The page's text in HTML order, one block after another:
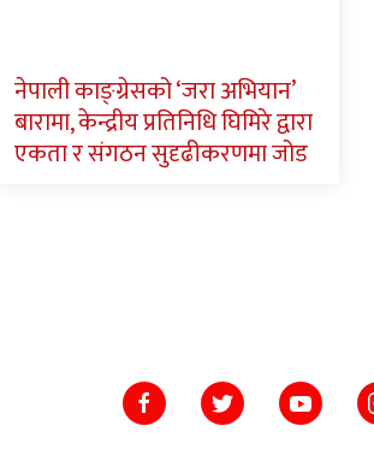
नेपाली काङ्ग्रेसको ‘जरा अभियान’
बारामा, केन्द्रीय प्रतिनिधि घिमिरे द्वारा
एकता र संगठन सुदृढीकरणमा जोड